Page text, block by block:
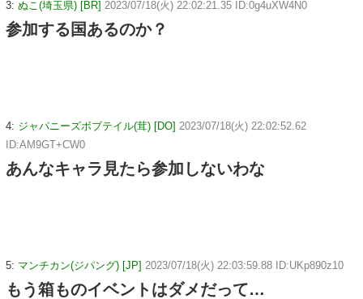
3: ぬこ(埼玉県) [BR] 2023/07/18(火) 22:02:21.35 ID:0g4uXW4N0
参加する国あるのか？
4: ジャパニーズボブテイル(茸) [DO] 2023/07/18(火) 22:02:52.62
ID:AM9GT+CW0
あんなキャラ見たら参加しないわな
5: マンチカン(ジパング) [JP] 2023/07/18(火) 22:03:59.88 ID:UKp890z10
もう箱ものイベントはダメだって…